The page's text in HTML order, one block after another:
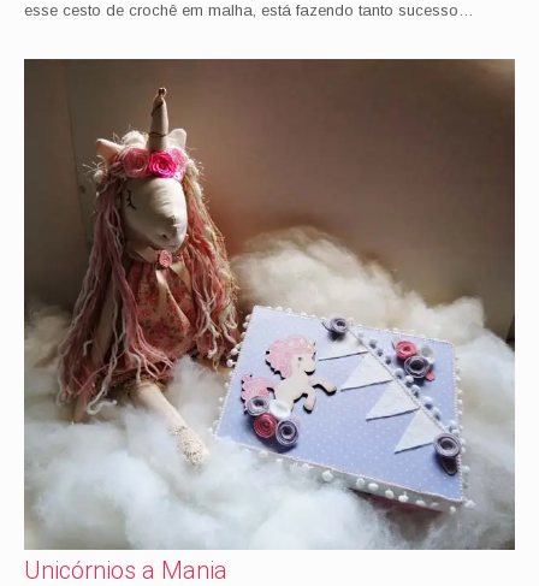
esse cesto de crochê em malha, está fazendo tanto sucesso…
Unicórnios a Mania